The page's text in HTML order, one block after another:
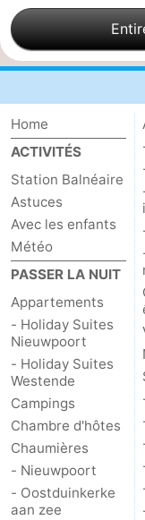
mini-
bien-
&
Nature
-
Piscines
-
Faire
du
vélo
-
Randonnée
-
Équitation
-
Terrains
de
golf
-
Surfen
-
Equitation
Boire
et
Événements
Pratiques
Home
ACTIVITÉS
Station Balnéaire
Astuces
Avec les enfants
Météo
PASSER LA NUIT
Appartements
- Holiday Suites
Nieuwpoort
- Holiday Suites
Westende
Campings
Chambre d'hôtes
Chaumières
- Nieuwpoort
- Oostduinkerke
aan zee